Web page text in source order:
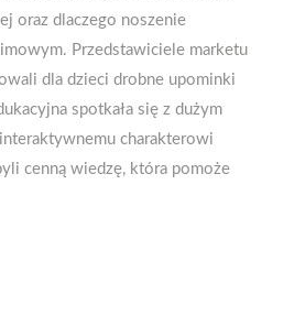
oraz dlaczego noszenie
Przedstawiciele marketu
dla dzieci drobne upominki
spotkała się z dużym
charakterowi
cenną wiedzę, która pomoże